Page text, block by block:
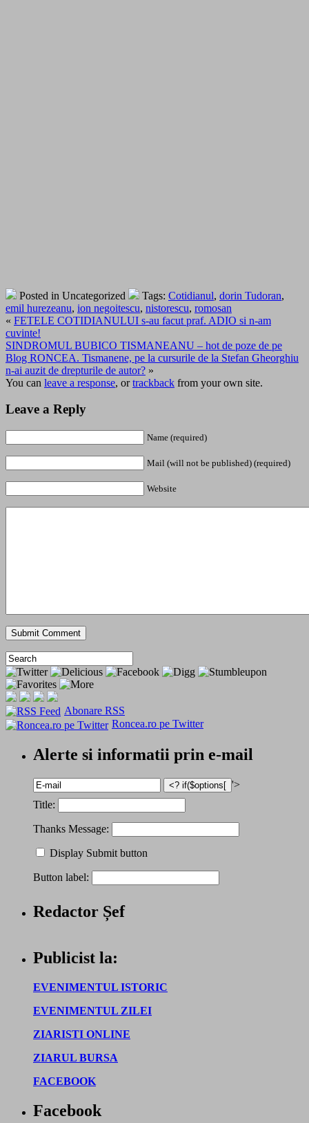
Posted in Uncategorized Tags: Cotidianul, dorin Tudoran,
emil hurezeanu, ion negoitescu, nistorescu, romosan
« FETELE COTIDIANULUI s-au facut praf. ADIO si n-am
cuvinte!
SINDROMUL BUBICO TISMANEANU – hot de poze de pe
Blog RONCEA. Tismanene, pe la cursurile de la Stefan Gheorghiu
n-ai auzit de drepturile de autor? »
You can leave a response, ortrackback from your own site.
Leave a Reply
Name (required)
Mail (will not be published) (required)
Website
Abonare RSS
Roncea.ro pe Twitter
Alerte si informatii prin e-mail
'>
Title:
Thanks Message:
Display Submit button
Button label:
Redactor Șef
Publicist la:
EVENIMENTUL ISTORIC
EVENIMENTUL ZILEI
ZIARISTI ONLINE
ZIARUL BURSA
FACEBOOK
Facebook